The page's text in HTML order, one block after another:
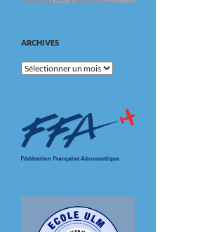
ARCHIVES
Archives